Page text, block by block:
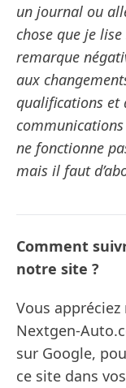
un journal ou
chose que je
remarque
aux
qualifications et
ne fonctionne
mais il faut
Comment
notre site ?
Vous
Nextgen-
sur Google,
ce site dans